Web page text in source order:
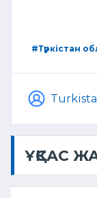
#Түркістан
ҰҚСАС